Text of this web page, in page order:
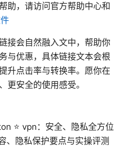
助，请访问官方帮助中心和
接会自然融入文中，帮助你
与优惠，具体链接文本会根
升点击率与转换率。愿你在
更安全的使用感受。
⭐ vpn：安全、隐私全方位
、隐私保护要点与实操评测